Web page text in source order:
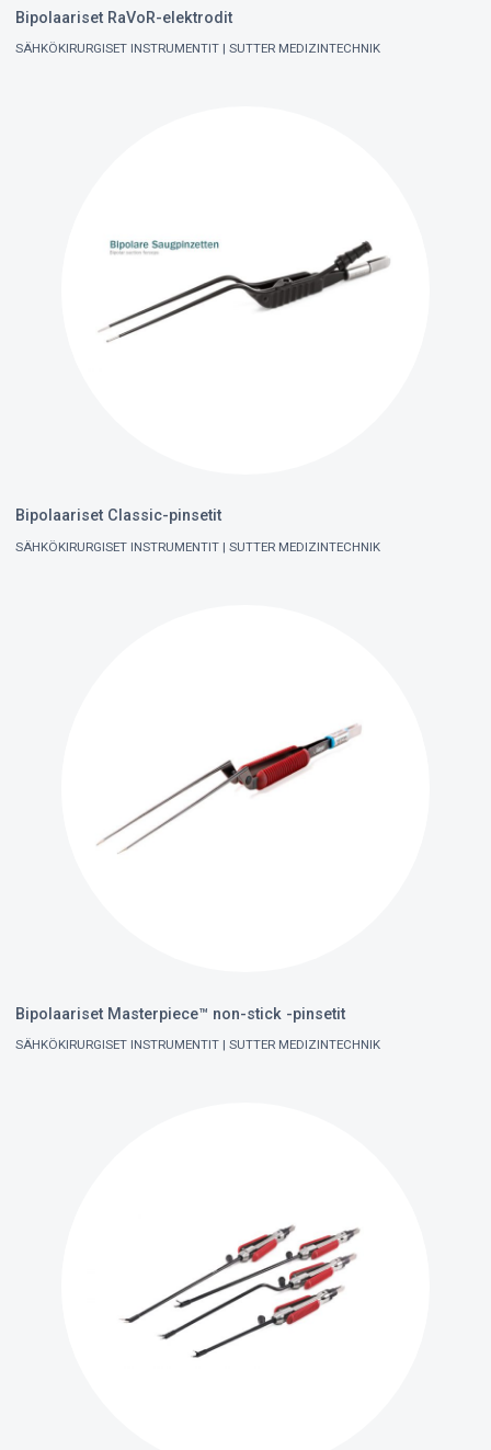
Bipolaariset RaVoR-elektrodit
SÄHKÖKIRURGISET INSTRUMENTIT SUTTER MEDIZINTECHNIK
Bipolaariset Classic-pinsetit
SÄHKÖKIRURGISET INSTRUMENTIT SUTTER MEDIZINTECHNIK
Bipolaariset Masterpiece™ non-stick -pinsetit
SÄHKÖKIRURGISET INSTRUMENTIT SUTTER MEDIZINTECHNIK